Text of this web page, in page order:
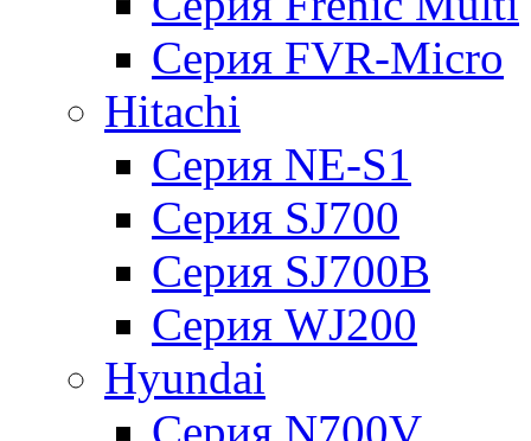
Серия FVR-Micro
Hitachi
Серия NE-S1
Серия SJ700
Серия SJ700B
Серия WJ200
Hyundai
Серия N700V